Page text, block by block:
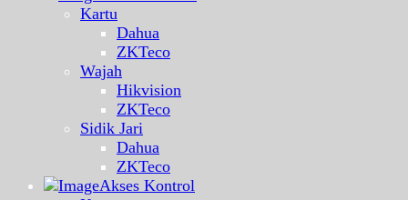
Kartu
Dahua
ZKTeco
Wajah
Hikvision
ZKTeco
Sidik Jari
Dahua
ZKTeco
Akses Kontrol